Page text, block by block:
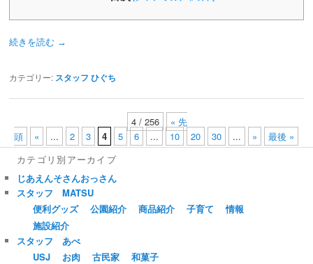
続きを読む →
カテゴリー: スタッフ ひぐち
4 / 256
« 先
頭
« ... 2 3 4 5 6 ... 10 20 30 ... »
最後 »
カテゴリ別アーカイブ
じあえんそさんおっさん
スタッフ MATSU
便利グッズ
公園紹介 商品紹介 子育て
情報
施設紹介
スタッフ あべ
USJ
お肉 古民家
和菓子